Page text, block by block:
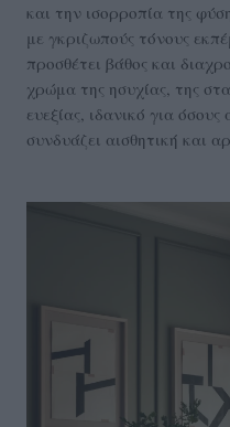
και την ισορροπία της
με γκριζωπούς τόνους
προσθέτει βάθος και
χρώμα της ησυχίας, της
ευεξίας, ιδανικό για
συνδυάζει αισθητική και